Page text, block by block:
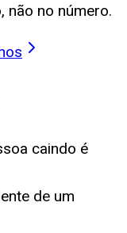
não no número.
caindo é
de um